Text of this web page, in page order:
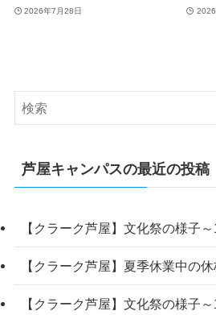
2026年7月28日
芦屋キャンパスの最近の投稿
【クラーク芦屋】文化祭の様子
【クラーク芦屋】夏季休業中の
【クラーク芦屋】文化祭の様子